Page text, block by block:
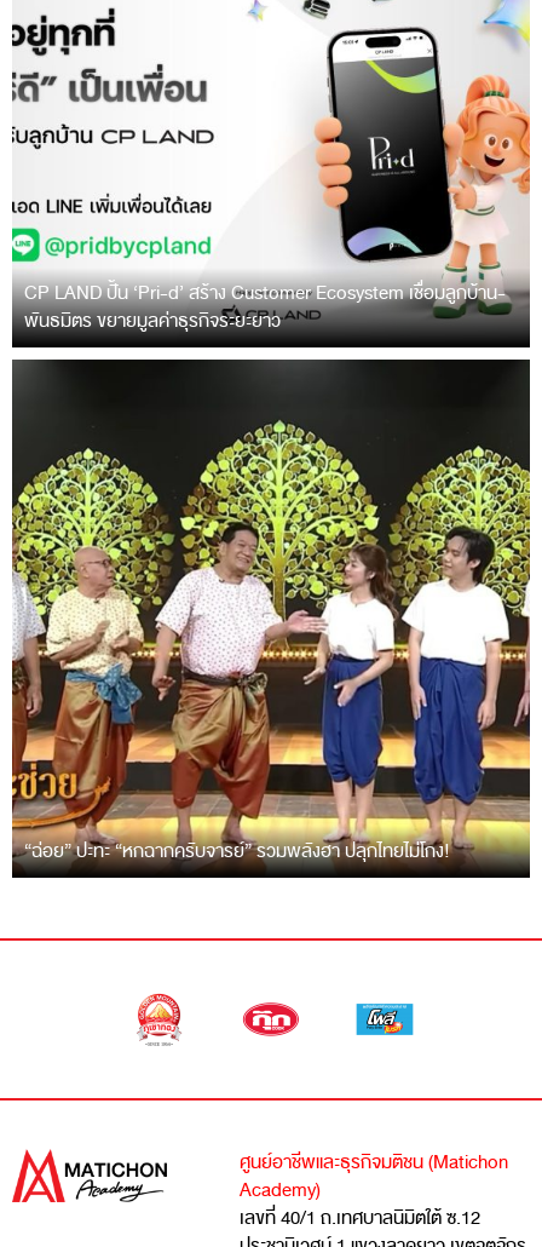
CP LAND ปั้น ‘Pri-d’ สร้าง Customer Ecosystem เชื่อมลูกบ้าน-
พันธมิตร ขยายมูลค่าธุรกิจระยะยาว
“ฉ่อย” ปะทะ “หกฉากครับจารย์” รวมพลังฮา ปลุกไทยไม่โกง!
ศูนย์อาชีพและธุรกิจมติชน (Matichon
Academy)
เลขที่ 40/1 ถ.เทศบาลนิมิตใต้ ซ.12